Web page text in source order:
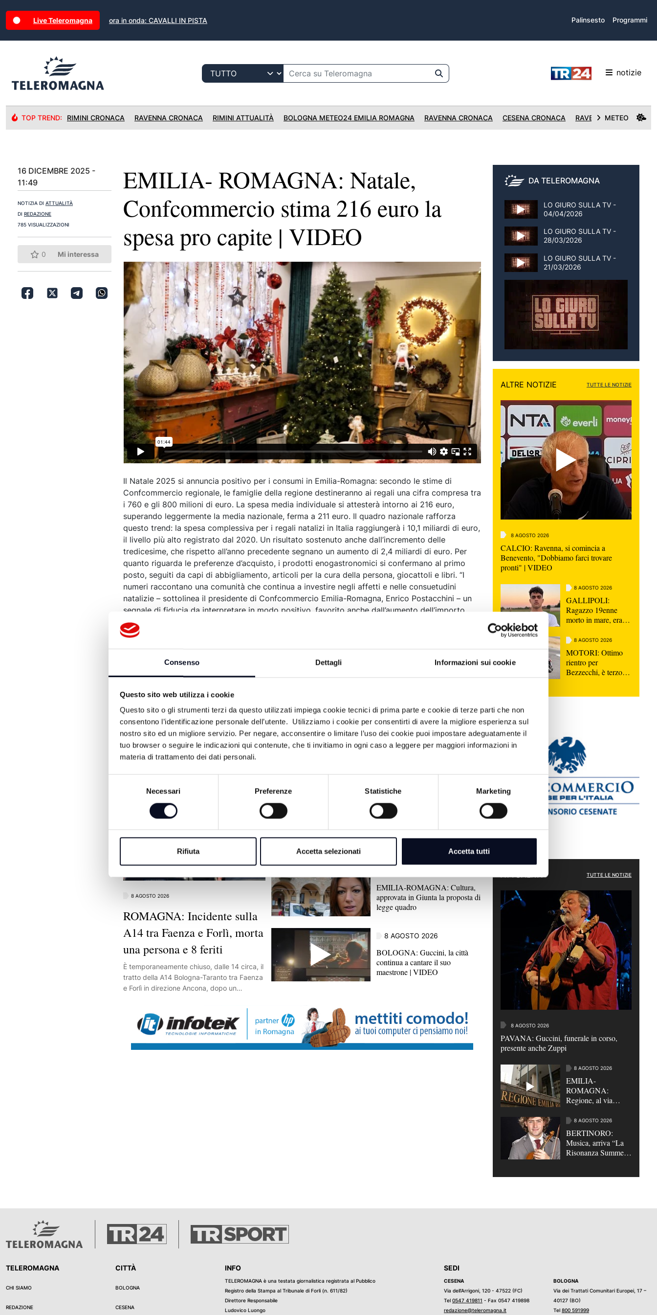
Consenso Dettagli Informazioni sui cookie
Questo sito web utilizza i cookie
Questo sito o gli strumenti terzi da questo utilizzati impiega cookie tecnici di prima parte e cookie di terze parti che non
consentono l’identificazione personale dell’utente. Utilizziamo i cookie per consentirti di avere la migliore esperienza sul
nostro sito ed un migliore servizio. Per negare, acconsentire o limitare l’uso dei cookie puoi impostare adeguatamente il
tuo browser o seguire le indicazioni qui contenute, che ti invitiamo in ogni caso a leggere per maggiori informazioni in
materia di trattamento dei dati personali.
Necessari Preferenze Statistiche Marketing
Rifiuta Accetta selezionati Accetta tutti
Live Teleromagna ora in onda: CAVALLI IN PISTA Palinsesto Programmi
notizie
TOP TREND: RIMINI CRONACA RAVENNA CRONACA RIMINI ATTUALITÀ BOLOGNA METEO24 EMILIA ROMAGNA RAVENNA CRONACA CESENA CRONACA RAVENNA CRONACA
METEO
16 DICEMBRE 2025 -
11:49
NOTIZIA DI ATTUALITÀ
DI REDAZIONE
785 VISUALIZZAZIONI
0 Mi interessa
EMILIA- ROMAGNA: Natale,
Confcommercio stima 216 euro la
spesa pro capite | VIDEO
Il Natale 2025 si annuncia positivo per i consumi in Emilia-Romagna: secondo le stime di
Confcommercio regionale, le famiglie della regione destineranno ai regali una cifra compresa tra
i 760 e gli 800 milioni di euro. La spesa media individuale si attesterà intorno ai 216 euro,
superando leggermente la media nazionale, ferma a 211 euro. Il quadro nazionale rafforza
questo trend: la spesa complessiva per i regali natalizi in Italia raggiungerà i 10,1 miliardi di euro,
il livello più alto registrato dal 2020. Un risultato sostenuto anche dall’incremento delle
tredicesime, che rispetto all’anno precedente segnano un aumento di 2,4 miliardi di euro. Per
quanto riguarda le preferenze d’acquisto, i prodotti enogastronomici si confermano al primo
posto, seguiti da capi di abbigliamento, articoli per la cura della persona, giocattoli e libri. “I
numeri raccontano una comunità che continua a investire negli affetti e nelle consuetudini
natalizie – sottolinea il presidente di Confcommercio Emilia-Romagna, Enrico Postacchini – un
segnale di fiducia da interpretare in modo positivo, favorito anche dall’aumento dell’importo
delle tredicesime”. Postacchini richiama l’attenzione sull’importanza del commercio di
prossimità, oggi messo alla prova da più fattori, dalla concorrenza delle piattaforme online alle
centri cittadini, contribuendo a servizi, sicurezza e qualità della vita”.
8 AGOSTO 2026
ROMAGNA: Incidente sulla
A14 tra Faenza e Forlì, morta
una persona e 8 feriti
È temporaneamente chiuso, dalle 14 circa, il
tratto della A14 Bologna-Taranto tra Faenza
e Forlì in direzione Ancona, dopo un
8 AGOSTO 2026
RIMINI: La spiaggia che cambia,
via libera alle piscine | VIDEO
EMILIA-ROMAGNA: Cultura,
approvata in Giunta la proposta di
legge quadro
8 AGOSTO 2026
BOLOGNA: Guccini, la città
continua a cantare il suo
maestrone | VIDEO
DA TELEROMAGNA
LO GIURO SULLA TV -
04/04/2026
LO GIURO SULLA TV -
28/03/2026
LO GIURO SULLA TV -
21/03/2026
ALTRE NOTIZIE TUTTE LE NOTIZIE
8 AGOSTO 2026
CALCIO: Ravenna, si comincia a
Benevento, "Dobbiamo farci trovare
pronti" | VIDEO
8 AGOSTO 2026
GALLIPOLI:
Ragazzo 19enne
morto in mare, era
R Elena Ugolini
8 AGOSTO 2026
MOTORI: Ottimo
rientro per
Bezzecchi, è terzo
ATTUALITÀ TUTTE LE NOTIZIE
8 AGOSTO 2026
PAVANA: Guccini, funerale in corso,
presente anche Zuppi
8 AGOSTO 2026
EMILIA-
ROMAGNA:
Regione, al via
assunzione per 35
posti di lavoro |
VIDEO
8 AGOSTO 2026
BERTINORO:
Musica, arriva “La
Risonanza Summer
TELEROMAGNA
CHI SIAMO
REDAZIONE
CITTÀ
BOLOGNA
CESENA
INFO
TELEROMAGNA è una testata giornalistica registrata al Pubblico
Registro della Stampa al Tribunale di Forli (n. 611/82)
Direttore Responsabile
Ludovico Luongo
SEDI
CESENA
Via dell’Arrigoni, 120 - 47522 (FC)
Tel 0547 419811 - Fax 0547 419898
redazione@teleromagna.it
BOLOGNA
Via dei Trattati Comunitari Europei, 17 –
40127 (BO)
Tel 800 591999